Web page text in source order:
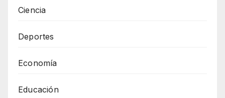
Ciencia
Deportes
Economía
Educación